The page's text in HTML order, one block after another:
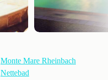
Monte Mare Rheinbach
Nettebad